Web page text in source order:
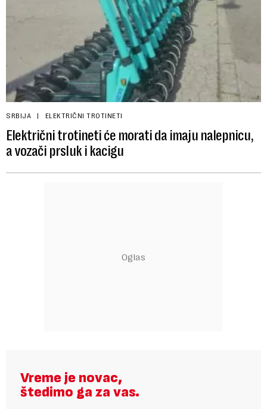
SRBIJA ELEKTRIČNI TROTINETI
Električni trotineti će morati da imaju nalepnicu,
a vozači prsluk i kacigu
Vreme je novac,
štedimo ga za vas.